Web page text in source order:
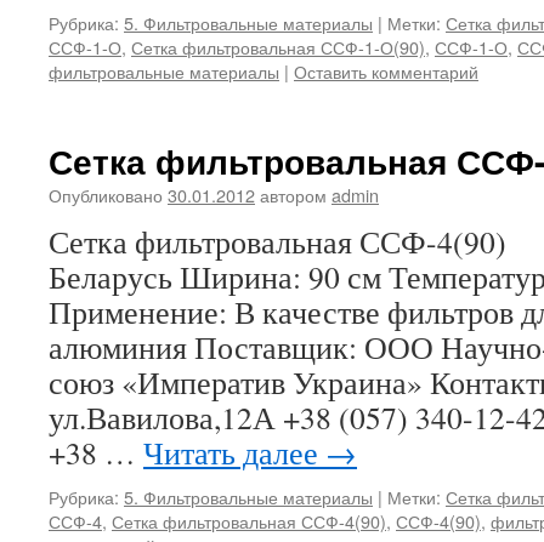
Рубрика: 5. Фильтровальные материалы | Метки: Сетка
ССФ-1-О, Сетка фильтровальная ССФ-1-О(90), ССФ-1-О,
фильтровальные материалы | Оставить комментарий
Сетка фильтровальная
Опубликовано 30.01.2012автором admin
Сетка фильтровальная ССФ-
Беларусь Ширина: 90 см
Применение: В качестве фильтров
алюминия Поставщик: ООО
союз «Императив Украина»
ул.Вавилова,12А +38 (057) 340-12-
+38 … Читать далее →
Рубрика: 5. Фильтровальные материалы | Метки: Сетка
ССФ-4, Сетка фильтровальная ССФ-4(90), ССФ-4(90),